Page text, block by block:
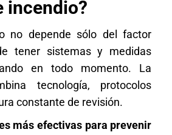
incendio?
no depende sólo del factor
tener sistemas y medidas
en todo momento. La
tecnología, protocolos
constante de revisión.
más efectivas para prevenir